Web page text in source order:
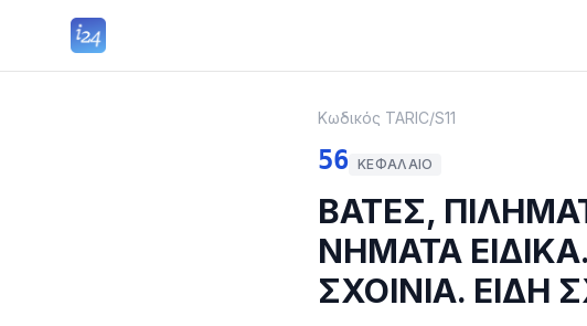
Κωδικός TARIC/S11
56 ΚΕΦΆΛΑΙΟ
ΒΑΤΕΣ,
ΝΗΜΑΤΑ
ΣΧΟΙΝΙΑ. ΕΙΔΗ